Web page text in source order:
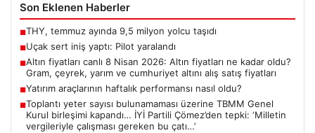
Son Eklenen Haberler
■THY, temmuz ayında 9,5 milyon yolcu taşıdı
■Uçak sert iniş yaptı: Pilot yaralandı
■Altın fiyatları canlı 8 Nisan 2026: Altın fiyatları ne kadar oldu?
Gram, çeyrek, yarım ve cumhuriyet altını alış satış fiyatları
■Yatırım araçlarının haftalık performansı nasıl oldu?
■Toplantı yeter sayısı bulunamaması üzerine TBMM Genel
Kurul birleşimi kapandı… İYİ Partili Çömez’den tepki: ‘Milletin
vergileriyle çalışması gereken bu çatı…’